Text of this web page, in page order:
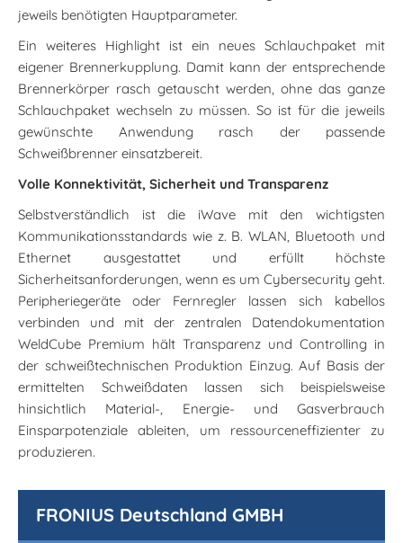
jeweils benötigten Hauptparameter.
Ein weiteres Highlight ist ein neues Schlauchpaket mit
eigener Brennerkupplung. Damit kann der entsprechende
Brennerkörper rasch getauscht werden, ohne das ganze
Schlauchpaket wechseln zu müssen. So ist für die jeweils
gewünschte Anwendung rasch der passende
Schweißbrenner einsatzbereit.
Volle Konnektivität, Sicherheit und Transparenz
Selbstverständlich ist die iWave mit den wichtigsten
Kommunikationsstandards wie z. B. WLAN, Bluetooth und
Ethernet ausgestattet und erfüllt höchste
Sicherheitsanforderungen, wenn es um Cybersecurity geht.
Peripheriegeräte oder Fernregler lassen sich kabellos
verbinden und mit der zentralen Datendokumentation
WeldCube Premium hält Transparenz und Controlling in
der schweißtechnischen Produktion Einzug. Auf Basis der
ermittelten Schweißdaten lassen sich beispielsweise
hinsichtlich Material-, Energie- und Gasverbrauch
Einsparpotenziale ableiten, um ressourceneffizienter zu
produzieren.
FRONIUS Deutschland GMBH